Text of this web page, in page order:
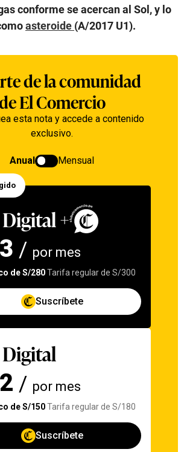
conforme se acercan al Sol, y lo
asteroide (A/2017 U1).